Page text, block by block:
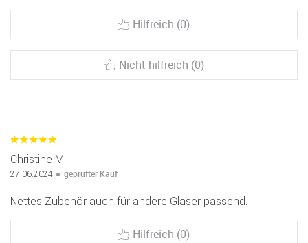
Hilfreich (0)
Nicht hilfreich (0)
Christine M.
27.06.2024 geprüfter Kauf
Nettes Zubehör auch für andere Gläser passend.
Hilfreich (0)